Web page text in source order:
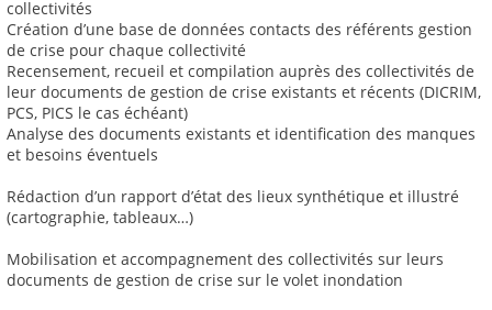
collectivités
Création d’une base de données contacts des référents gestion
de crise pour chaque collectivité
Recensement, recueil et compilation auprès des collectivités de
leur documents de gestion de crise existants et récents (DICRIM,
PCS, PICS le cas échéant)
Analyse des documents existants et identification des manques
et besoins éventuels
Rédaction d’un rapport d’état des lieux synthétique et illustré
(cartographie, tableaux…)
Mobilisation et accompagnement des collectivités sur leurs
documents de gestion de crise sur le volet inondation